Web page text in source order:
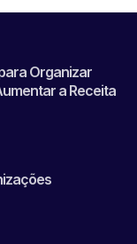
Organizar
a Receita